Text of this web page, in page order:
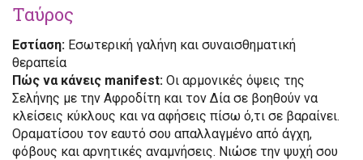
Ταύρος
Εστίαση: Εσωτερική γαλήνη και συναισθηματική
θεραπεία
Πώς να κάνεις manifest: Οι αρμονικές όψεις της
Σελήνης με την Αφροδίτη και τον Δία σε βοηθούν να
κλείσεις κύκλους και να αφήσεις πίσω ό,τι σε βαραίνει.
Οραματίσου τον εαυτό σου απαλλαγμένο από άγχη,
φόβους και αρνητικές αναμνήσεις. Νιώσε την ψυχή σου